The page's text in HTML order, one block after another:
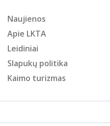
Naujienos
Apie LKTA
Leidiniai
Slapukų politika
Kaimo turizmas